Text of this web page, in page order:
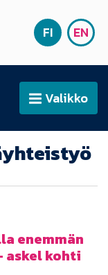
SUOMI
FI EN
AvaaValikko
enemmän
askel kohti